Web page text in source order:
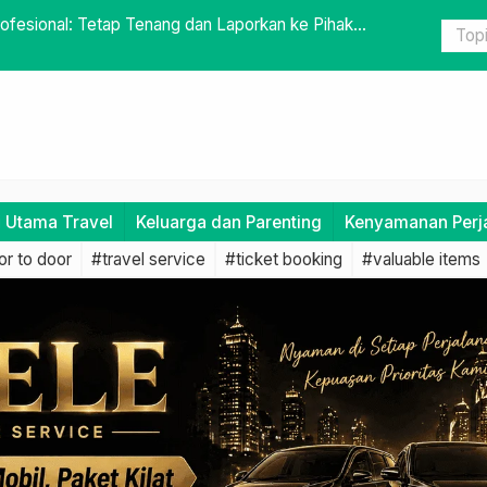
Tetap Tenang dan Laporkan ke Pihak
Antar
Utama Travel Keluarga dan Parenting Kenyamanan
to door #travel service #ticket booking #valuable items